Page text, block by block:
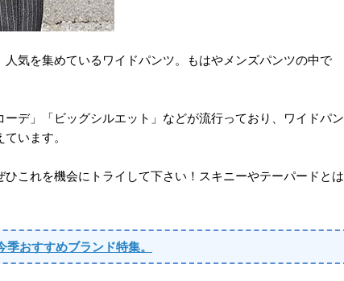
気を集めているワイドパンツ。もはやメンズパンツの中で
デ」「ビッグシルエット」などが流行っており、ワイドパン
います。
これを機会にトライして下さい！スキニーやテーパードとは
季おすすめブランド特集。